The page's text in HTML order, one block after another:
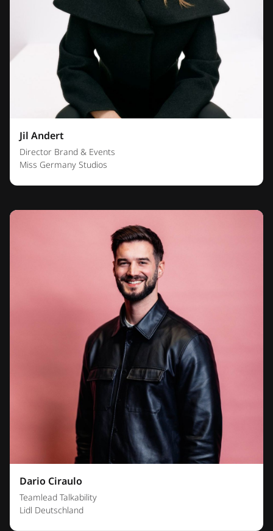
Jil Andert
Director Brand & Events
Miss Germany Studios
Dario Ciraulo
Teamlead Talkability
Lidl Deutschland